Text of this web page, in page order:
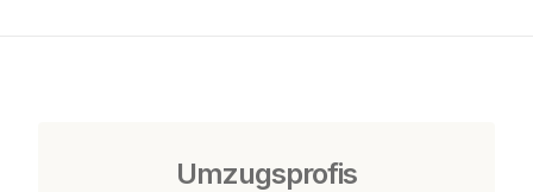
Umzugsprofis